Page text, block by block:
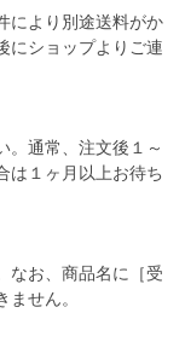
により別途送料がか
にショップよりご連
。通常、注文後１～
は１ヶ月以上お待ち
なお、商品名に［受
せん。